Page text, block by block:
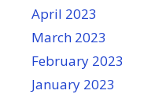
April 2023
March 2023
February 2023
January 2023